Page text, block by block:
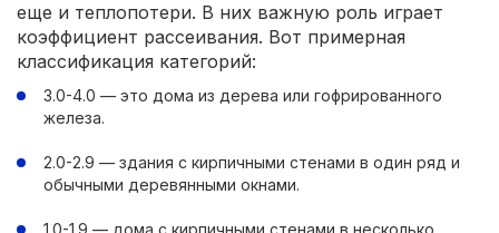
еще и теплопотери. В них важную роль играет
коэффициент рассеивания. Вот примерная
классификация категорий:
3.0-4.0 — это дома из дерева или гофрированного
железа.
2.0-2.9 — здания с кирпичными стенами в один ряд и
обычными деревянными окнами.
1.0-1.9 — дома с кирпичными стенами в несколько